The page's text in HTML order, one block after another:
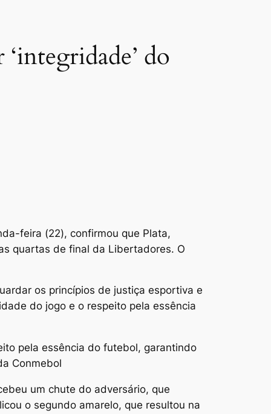
do
feira (22), confirmou que Plata,
quartas de final da Libertadores. O
os princípios de justiça esportiva e
do jogo e o respeito pela essência
pela essência do futebol, garantindo
Conmebol
um chute do adversário, que
o segundo amarelo, que resultou na